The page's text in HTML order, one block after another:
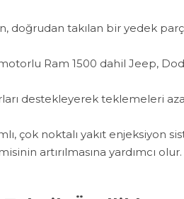
doğrudan takılan bir yedek
Ram 1500 dahil Jeep,
destekleyerek teklemeleri
çok noktalı yakıt enjeksiyon
artırılmasına yardımcı olur.